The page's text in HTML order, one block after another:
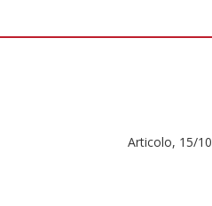
Articolo, 15/